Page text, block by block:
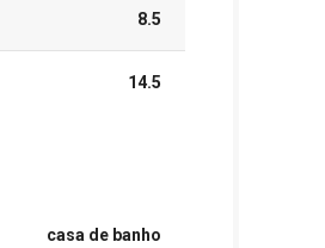
8.5
14.5
casa de banho